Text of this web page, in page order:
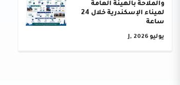
والملاحة بالهيئة العامة
لميناء الإسكندرية خلال 24
ساعة
يوليو J, 2026